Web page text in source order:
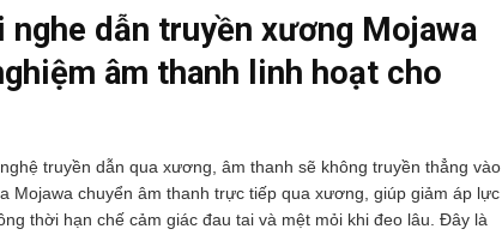
nghe dẫn truyền xương Mojawa
âm thanh linh hoạt cho
truyền dẫn qua xương, âm thanh sẽ không truyền thẳng vào
Mojawa chuyển âm thanh trực tiếp qua xương, giúp giảm áp lực
thời hạn chế cảm giác đau tai và mệt mỏi khi đeo lâu. Đây là